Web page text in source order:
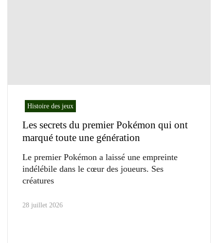
Histoire des jeux
Les secrets du premier Pokémon qui ont
marqué toute une génération
Le premier Pokémon a laissé une empreinte
indélébile dans le cœur des joueurs. Ses
créatures
28 juillet 2026